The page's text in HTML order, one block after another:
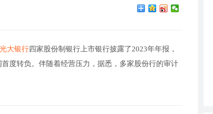
光大银行四家股份制银行上市银行披露了2023年年报，
度转负。伴随着经营压力，据悉，多家股份行的审计